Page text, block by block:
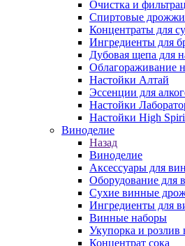
Очистка и
Спиртовые дрожжи
Концентраты для
Ингредиенты для
Дубовая щепа для
Облагораживание
Настойки Алтай
Эссенции для
Настойки
Настойки High
Виноделие
Назад
Виноделие
Аксессуары для
Оборудование для
Сухие винные
Ингредиенты для
Винные наборы
Укупорка и розлив
Концентрат сока